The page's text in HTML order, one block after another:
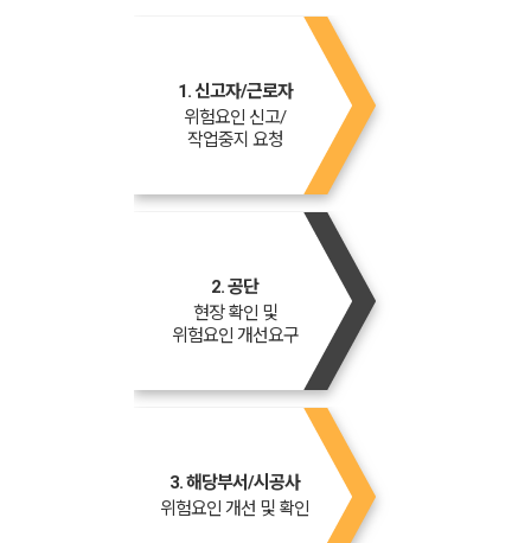
1. 신고자/근로자
위험요인 신고/
작업중지 요청
2. 공단
현장 확인 및
위험요인 개선요구
3. 해당부서/시공사
위험요인 개선 및 확인